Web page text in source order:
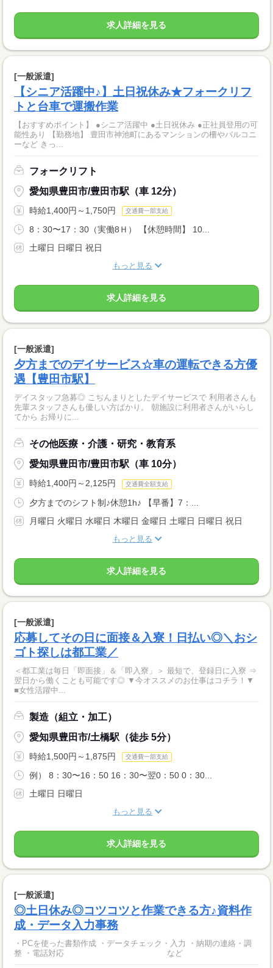
求人詳細を見る
[一般派遣]
【シニア活躍中♪】土日祝休み★フォークリフ
トと台車で運搬作業
【おすすめポイント】 ●シニア活躍中 ●土日祝休み ●正社員登用の可
能性あり 【勤務地】 豊田市神池町にあるマンションの柵やバルコニ
ーなど きっ...
フォークリフト
愛知県豊田市/豊田市駅（車 12分）
時給1,400円～1,750円 交通費一部支給
8：30〜17：30（実働8Ｈ） 【休憩時間】 10...
土曜日 日曜日 祝日
もっと見る
求人詳細を見る
[一般派遣]
夕方までのデイサービス☆車の運転できる方優
遇【豊田市駅】
デイスタッフ急募◎ こぢんまりとしたデイサービスで 利用者さんも
先輩スタッフさんも優しい方ばかり。 朝施設に利用者さんがいらし
てから お帰りに...
その他医療・介護・研究・教育系
愛知県豊田市/豊田市駅（車 10分）
時給1,400円～2,125円 交通費全額支給
夕方までのシフト制♪休憩1h♪ 【早番】7：...
月曜日 火曜日 水曜日 木曜日 金曜日 土曜日 日曜日 祝日
もっと見る
求人詳細を見る
[一般派遣]
応募してその日に面接＆入寮！日払い◎＼おシ
ゴト探しは都工業／
＜都工業は毎日「即面接」＆「即入寮」＞ 最短で、登録日に入寮 ⇒
翌日から働くことも可能です◎ ▼今オススメのお仕事はコチラ！▼
■女性活躍中...
製造（組立・加工）
愛知県豊田市/土橋駅（徒歩 5分）
時給1,500円～1,875円 交通費一部支給
例） 8：30〜16：50 16：30〜翌0：50 0：30...
土曜日 日曜日
もっと見る
求人詳細を見る
[一般派遣]
◎土日休み◎コツコツと作業できる方♪資料作
成・データ入力事務
・PCを使った書類作成 ・データチェック・入力 ・納期の連絡・調
整 ・電話対応 など